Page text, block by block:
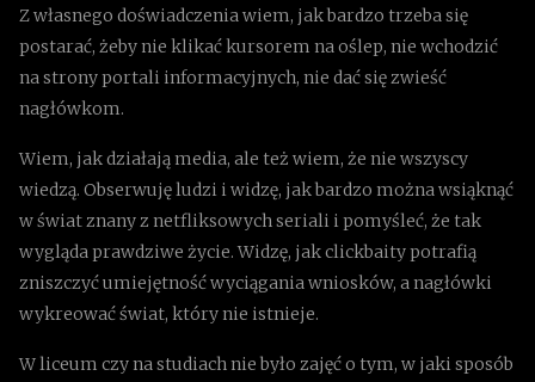
Z własnego doświadczenia wiem, jak bardzo trzeba się
postarać, żeby nie klikać kursorem na oślep, nie wchodzić
na strony portali informacyjnych, nie dać się zwieść
nagłówkom.
Wiem, jak działają media, ale też wiem, że nie wszyscy
wiedzą. Obserwuję ludzi i widzę, jak bardzo można wsiąknąć
w świat znany z netfliksowych seriali i pomyśleć, że tak
wygląda prawdziwe życie. Widzę, jak clickbaity potrafią
zniszczyć umiejętność wyciągania wniosków, a nagłówki
wykreować świat, który nie istnieje.
W liceum czy na studiach nie było zajęć o tym, w jaki sposób